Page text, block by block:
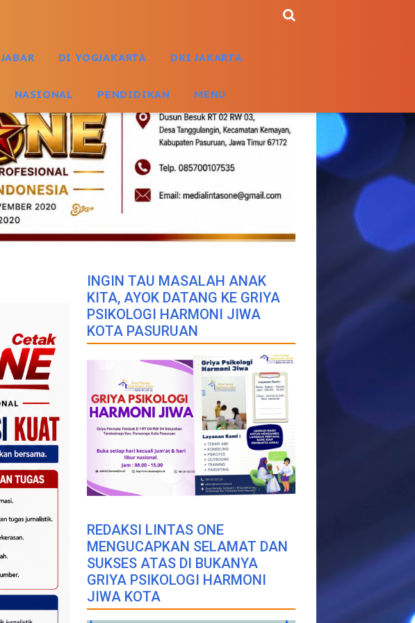
JABAR DI YOGJAKARTA DKI JAKARTA
NASIONAL PENDIDIKAN MENU
INGIN TAU MASALAH ANAK
KITA, AYOK DATANG KE GRIYA
PSIKOLOGI HARMONI JIWA
KOTA PASURUAN
REDAKSI LINTAS ONE
MENGUCAPKAN SELAMAT DAN
SUKSES ATAS DI BUKANYA
GRIYA PSIKOLOGI HARMONI
JIWA KOTA